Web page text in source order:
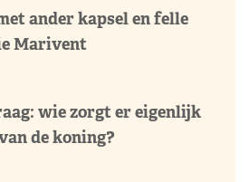
ander kapsel en felle
Marivent
wie zorgt er eigenlijk
de koning?